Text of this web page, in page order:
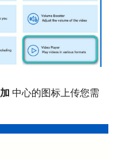
加 中心的图标上传您需